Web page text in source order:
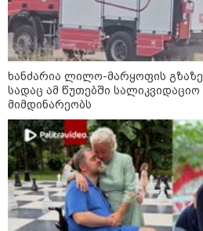
09:25 / 09-
კატეგორიის ყველა
მკითხველის რჩევით
ხანძარია ლილო-მარყოფის
სადაც ამ წუთებში სალიკვიდაციო
მიმდინარეობს